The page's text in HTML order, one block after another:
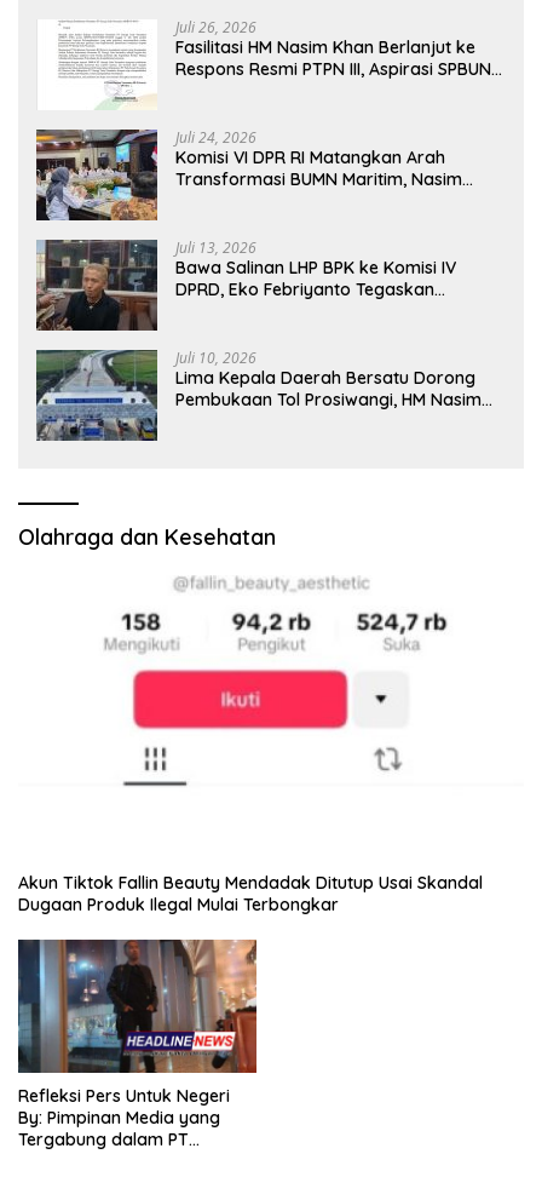
Juli 26, 2026
Fasilitasi HM Nasim Khan Berlanjut ke
Respons Resmi PTPN III, Aspirasi SPBUN
Juli 24, 2026
Komisi VI DPR RI Matangkan Arah
Transformasi BUMN Maritim, Nasim
Juli 13, 2026
Bawa Salinan LHP BPK ke Komisi IV
DPRD, Eko Febriyanto Tegaskan
Juli 10, 2026
Lima Kepala Daerah Bersatu Dorong
Pembukaan Tol Prosiwangi, HM Nasim
Olahraga dan Kesehatan
Akun Tiktok Fallin Beauty Mendadak Ditutup Usai Skandal
Dugaan Produk Ilegal Mulai Terbongkar
Refleksi Pers Untuk Negeri
By: Pimpinan Media yang
Tergabung dalam PT